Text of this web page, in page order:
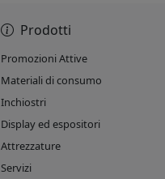
Prodotti
Promozioni Attive
Materiali di consumo
Inchiostri
Display ed espositori
Attrezzature
Servizi